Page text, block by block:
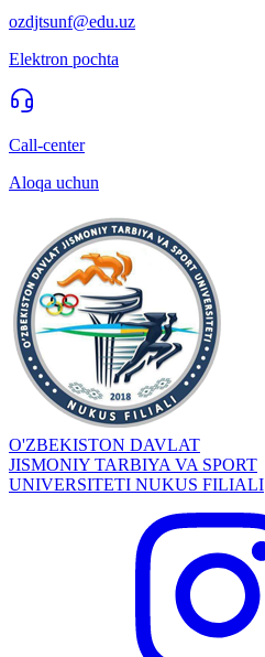
ozdjtsunf@edu.uz
Elektron pochta
Call-center
Aloqa uchun
O'ZBEKISTON DAVLAT
JISMONIY TARBIYA VA SPORT
UNIVERSITETI NUKUS FILIALI